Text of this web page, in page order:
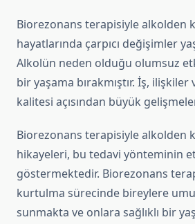
Biorezonans terapisiyle alkolden
hayatlarında çarpıcı değişimler
Alkolün neden olduğu olumsuz
bir yaşama bırakmıştır. İş, ilişkiler
kalitesi açısından büyük
Biorezonans terapisiyle alkolden
hikayeleri, bu tedavi yönteminin
göstermektedir. Biorezonans
kurtulma sürecinde bireylere
sunmakta ve onlara sağlıklı bir